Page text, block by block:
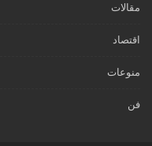
مقالات
اقتصاد
منوعات
فن